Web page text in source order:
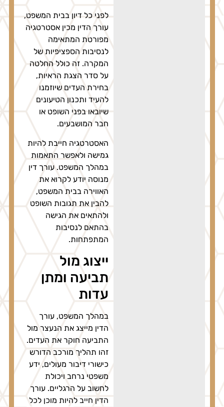
לפני כל דיון בבית המשפט,
עורך הדין מכין אסטרטגיה
מפורטת המתאימה
לנסיבות הספציפיות של
המקרה. זה כולל החלטה
על סדר הצגת הראיות,
בחירת העדים שיוזמנו
להעיד ותכנון הטיעונים
שיובאו בפני השופט או
חבר המושבעים.
האסטרטגיה חייבת להיות
גמישה ולאפשר התאמות
במהלך המשפט. עורך דין
מנוסה יודע לקרוא את
האווירה בבית המשפט,
להבין את תגובות השופט
ולהתאים את הגישה
בהתאם לנסיבות
המתפתחות.
ייצוג מול
תביעה ומתן
עדות
במהלך המשפט, עורך
הדין מייצג את הנעצר מול
התביעה חוקר את העדים.
זהו תהליך מורכב הדורש
כישורי דיבור מעולים, ידע
משפטי נרחב ויכולת
לחשוב על הרגליים. עורך
הדין חייב להיות מוכן לכל